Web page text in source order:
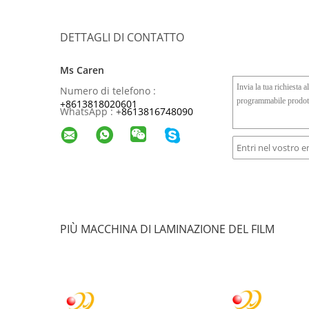
DETTAGLI DI CONTATTO
Ms Caren
Numero di telefono :
+8613818020601
WhatsApp :+8613816748090
PIÙ MACCHINA DI LAMINAZIONE DEL FILM